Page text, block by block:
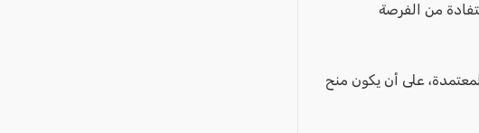
من الفرصة
على أن يكون منح